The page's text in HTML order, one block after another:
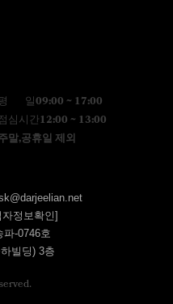
일09:00 ~ 17:00
심시간12:00 ~ 13:00
말,공휴일 제외
자정보확인]
-0746호
빌딩) 3층